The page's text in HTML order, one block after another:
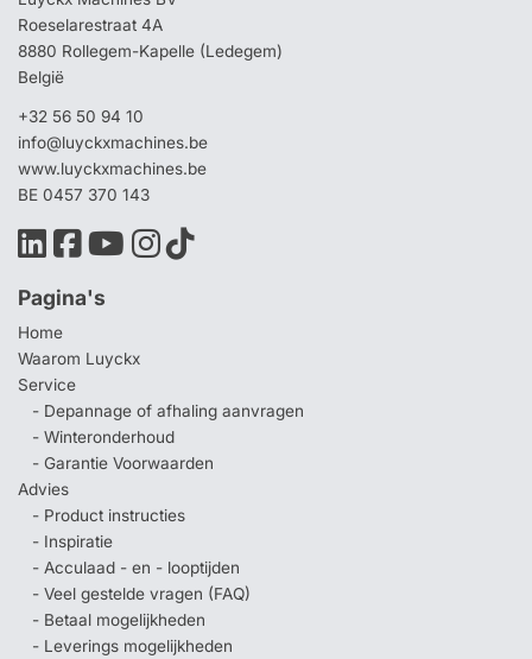
Roeselarestraat 4A
8880 Rollegem-Kapelle (Ledegem)
België
+32 56 50 94 10
info@luyckxmachines.be
www.luyckxmachines.be
BE 0457 370 143
Pagina's
Home
Waarom Luyckx
Service
- Depannage of afhaling aanvragen
- Winteronderhoud
- Garantie Voorwaarden
Advies
- Product instructies
- Inspiratie
- Acculaad - en - looptijden
- Veel gestelde vragen (FAQ)
- Betaal mogelijkheden
- Leverings mogelijkheden